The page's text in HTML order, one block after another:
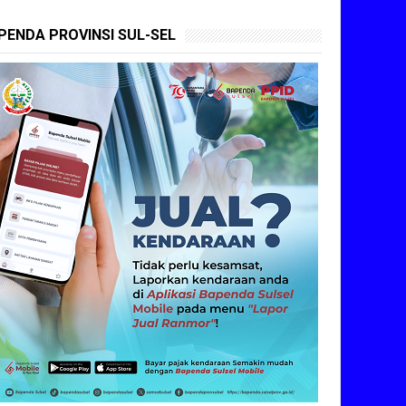
PROVINSI SUL-SEL